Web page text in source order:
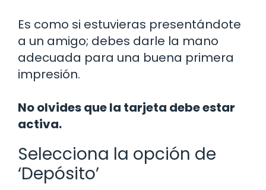
Es como si estuvieras presentándote
a un amigo; debes darle la mano
adecuada para una buena primera
impresión.
No olvides que la tarjeta debe estar
activa.
Selecciona la opción de
‘Depósito’